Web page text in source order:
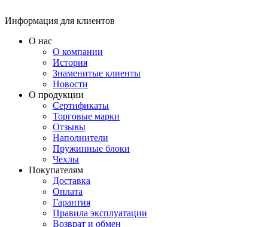
Информация для клиентов
О нас
О компании
История
Знаменитые клиенты
Новости
О продукции
Сертификаты
Торговые марки
Отзывы
Наполнители
Пружинные блоки
Чехлы
Покупателям
Доставка
Оплата
Гарантия
Правила эксплуатации
Возврат и обмен